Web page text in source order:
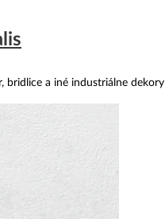
bridlice a iné industriálne dekory